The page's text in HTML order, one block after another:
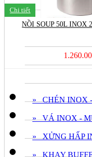
Chi tiết
NỒI SOUP 50L INOX
» CHÉN INOX
» VÁ INOX -
» XỬNG HẤP
» KHAY